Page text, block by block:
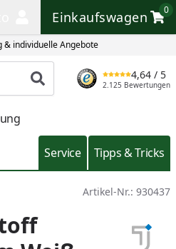
& individuelle Angebote
Einkaufswagen
0
Einkaufswagen
Produkt suchen
4,64 / 5
2.125 Bewertungen
Service Tipps & Tricks
Artikel-Nr.: 930437